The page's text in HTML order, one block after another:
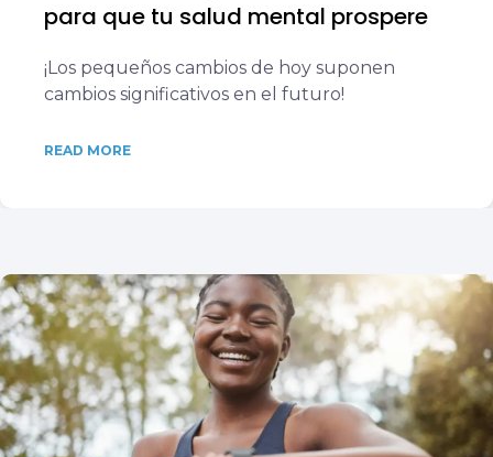
para que tu salud mental prospere
¡Los pequeños cambios de hoy suponen
cambios significativos en el futuro!
READ MORE